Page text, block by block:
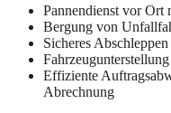
Pannendienst vor Ort
Bergung von
Sicheres
Effiziente
Abrechnung